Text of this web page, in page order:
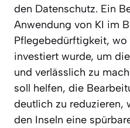
den Datenschutz. Ein
Anwendung von KI im
Pflegebedürftigkeit,
investiert wurde, um
und verlässlich zu
soll helfen, die
deutlich zu reduzieren,
den Inseln eine